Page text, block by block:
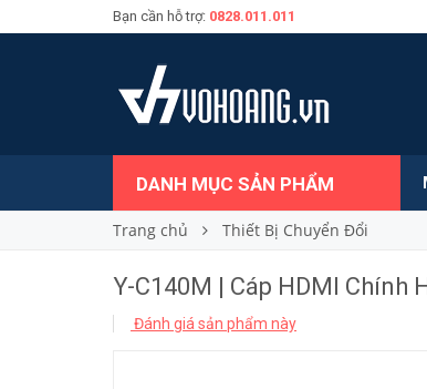
Bạn cần hỗ trợ: 0828.011.011
DANH MỤC SẢN PHẨM
Trang chủ Thiết Bị Chuyển Đổi
Y-C140M | Cáp HDMI Chính
Đánh giá sản phẩm này
Y-C140M | Cáp HDMI Chính Hãng